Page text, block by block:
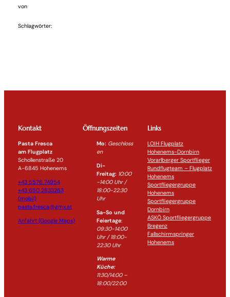
von
Schlagwörter:
Kontakt
Pasta Fresca
am Flugplatz
Schollenstraße 20
A-6845 Hohenems
+43 5576 74954
+43 650 2833263
(mobil)
pasta.fresca@gmx.at
Anfahrt (Google Maps)
Öffnungszeiten
Mo: Geschloss
en
Di-
Freitag: 10:00
-14:00 Uhr /
18:00-22:30
Uhr
Sa-So und
Feiertage:
09:30-14:00
Uhr / 18:00-
22:30Uhr
Warme
Küche:
11:30/14:00 –
18:00/22:00
Links
LOIH Flugplatz
Hohenems-Dornbirn
Vorarlberger Sportflieger
Rundflugteam – Flugplatz
Hohenems
Sportfliegergruppe
Hohenems
Sportfliegergruppe
Dornbirn
ASKÖ Sportfliegergruppe
Bregenz
Fallschirmspringer
Hohenems